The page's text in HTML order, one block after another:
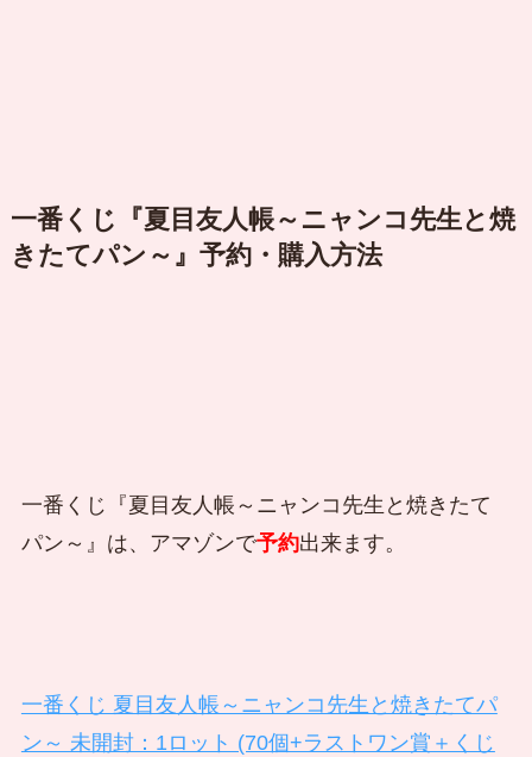
一番くじ『夏目友人帳～ニャンコ先生と焼
きたてパン～』予約・購入方法
一番くじ『夏目友人帳～ニャンコ先生と焼きたて
パン～』は、アマゾンで予約出来ます。
一番くじ 夏目友人帳～ニャンコ先生と焼きたてパ
ン～ 未開封：1ロット (70個+ラストワン賞＋くじ